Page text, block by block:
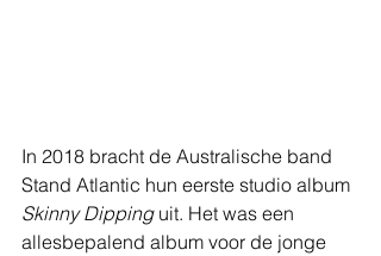
In 2018 bracht de Australische band
Stand Atlantic hun eerste studio album
Skinny Dipping uit. Het was een
allesbepalend album voor de jonge